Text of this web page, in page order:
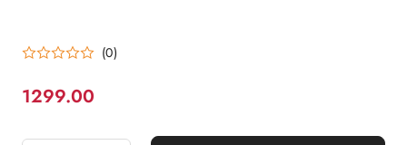
(0)
Cena:
1299.00